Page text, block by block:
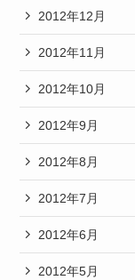
2012年12月
2012年11月
2012年10月
2012年9月
2012年8月
2012年7月
2012年6月
2012年5月